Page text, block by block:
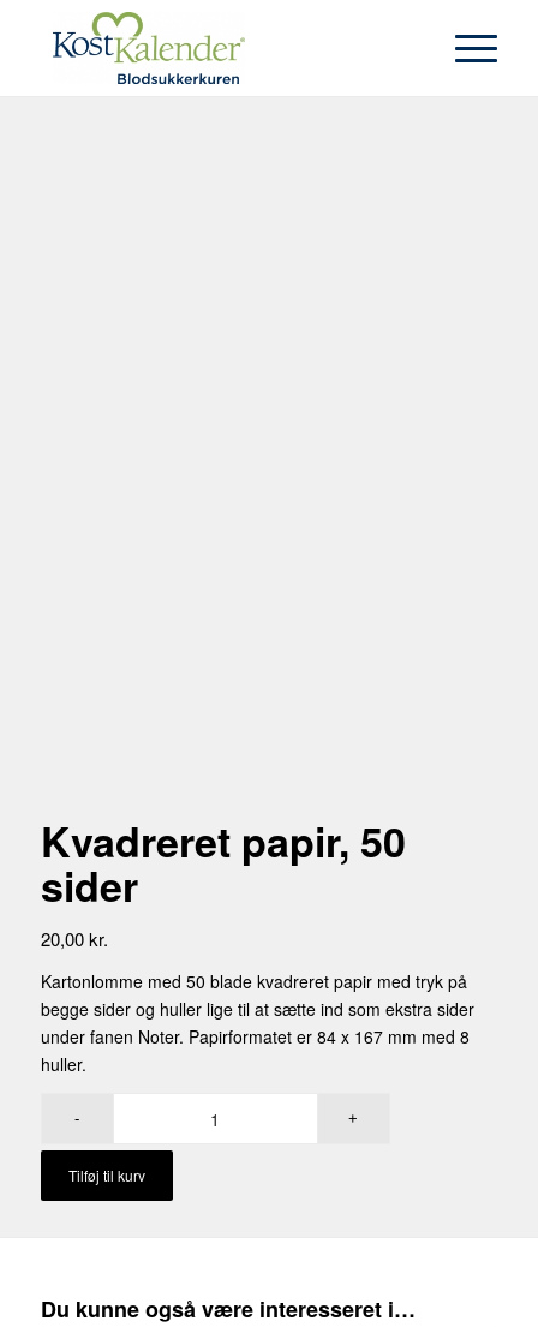
Kvadreret papir, 50
sider
20,00kr.
Kartonlomme med 50 blade kvadreret papir med tryk på
begge sider og huller lige til at sætte ind som ekstra sider
under fanen Noter. Papirformatet er 84 x 167 mm med 8
huller.
Tilføj til kurv
Du kunne også være interesseret i…